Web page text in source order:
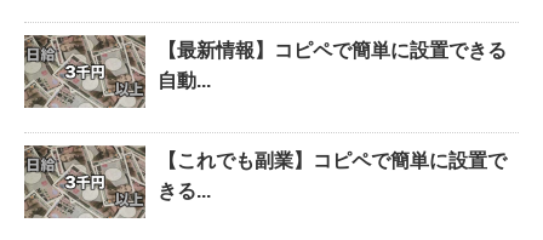
【最新情報】コピペで簡単に設置できる
自動...
【これでも副業】コピペで簡単に設置で
きる...